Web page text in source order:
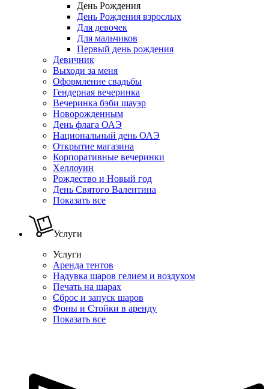
День Рождения
День Рождения взрослых
Для девочек
Для мальчиков
Первый день рождения
Девичник
Выходи за меня
Оформление свадьбы
Гендерная вечеринка
Вечеринка бэби шауэр
Новорожденным
День флага ОАЭ
Национальный день ОАЭ
Открытие магазина
Корпоративные вечеринки
Хеллоуин
Рождество и Новый год
День Святого Валентина
Показать все
Услуги
Услуги
Аренда тентов
Надувка шаров гелием и воздухом
Печать на шарах
Сброс и запуск шаров
Фоны и Стойки в аренду
Показать все